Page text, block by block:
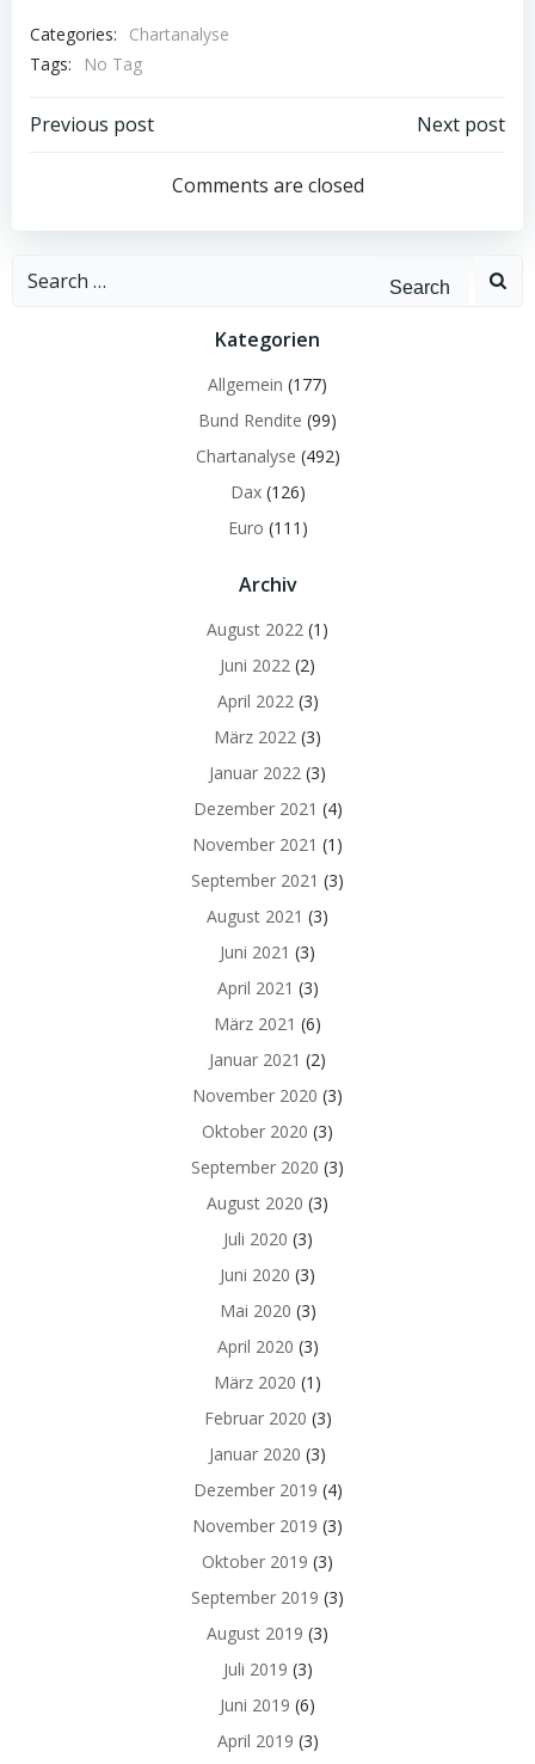
Categories:
Chartanalyse
Tags:
No Tag
Post
navigation
Previous post
navigation
Next post
Comments are closed
Search
Kategorien
Allgemein (177)
Bund Rendite (99)
Chartanalyse (492)
Dax(126)
Euro (111)
Archiv
August 2022 (1)
Juni 2022 (2)
April 2022(3)
März 2022 (3)
Januar 2022 (3)
Dezember 2021 (4)
November 2021 (1)
September 2021 (3)
August 2021 (3)
Juni 2021 (3)
April 2021 (3)
März 2021 (6)
Januar 2021 (2)
November 2020 (3)
Oktober 2020 (3)
September 2020 (3)
August 2020 (3)
Juli 2020 (3)
Juni 2020 (3)
Mai 2020 (3)
April 2020 (3)
März 2020 (1)
Februar 2020 (3)
Januar 2020 (3)
Dezember 2019 (4)
November 2019 (3)
Oktober 2019 (3)
September 2019 (3)
August 2019 (3)
Juli 2019 (3)
Juni 2019 (6)
April 2019 (3)